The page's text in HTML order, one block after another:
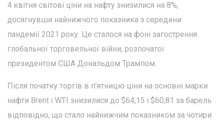
4 квітня світові ціни на нафту знизилися на 8%,
досягнувши найнижчого показника з середини
пандемії 2021 року. Це сталося на фоні загострення
глобальної торговельної війни, розпочатої
президентом США Дональдом Трампом.
Після початку торгів в п'ятницю ціни на основні марки
нафти Brent і WTI знизилися до $64,15 і $60,81 за барель
відповідно, що стало найнижчим показником за чотири